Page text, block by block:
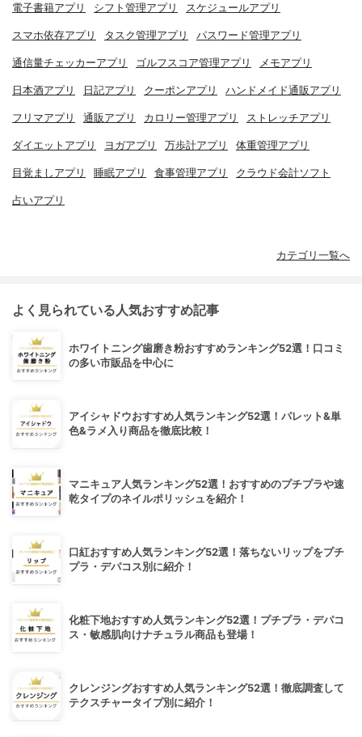
電子書籍アプリ シフト管理アプリ スケジュールアプリ
スマホ依存アプリ タスク管理アプリ パスワード管理アプリ
通信量チェッカーアプリ ゴルフスコア管理アプリ メモアプリ
日本酒アプリ 日記アプリ クーポンアプリ ハンドメイド通販アプリ
フリマアプリ 通販アプリ カロリー管理アプリ ストレッチアプリ
ダイエットアプリ ヨガアプリ 万歩計アプリ 体重管理アプリ
目覚ましアプリ 睡眠アプリ 食事管理アプリ クラウド会計ソフト
占いアプリ
カテゴリ一覧へ
よく見られている人気おすすめ記事
ホワイトニング歯磨き粉おすすめランキング52選！口コミ
の多い市販品を中心に
アイシャドウおすすめ人気ランキング52選！パレット&単
色&ラメ入り商品を徹底比較！
マニキュア人気ランキング52選！おすすめのプチプラや速
乾タイプのネイルポリッシュを紹介！
口紅おすすめ人気ランキング52選！落ちないリップをプチ
プラ・デパコス別に紹介！
化粧下地おすすめ人気ランキング52選！プチプラ・デパコ
ス・敏感肌向けナチュラル商品も登場！
クレンジングおすすめ人気ランキング52選！徹底調査して
テクスチャータイプ別に紹介！